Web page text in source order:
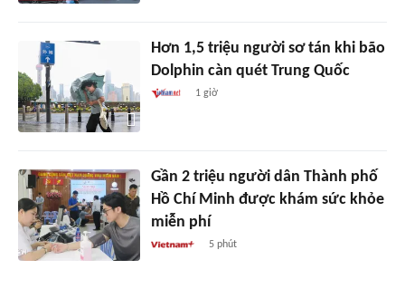
Hơn 1,5 triệu người sơ tán khi bão
Dolphin càn quét Trung Quốc
1 giờ
Gần 2 triệu người dân Thành phố
Hồ Chí Minh được khám sức khỏe
miễn phí
5 phút